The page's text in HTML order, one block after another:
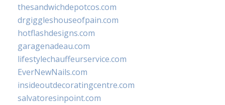
thesandwichdepotcos.com
drgiggleshouseofpain.com
hotflashdesigns.com
garagenadeau.com
lifestylechauffeurservice.com
EverNewNails.com
insideoutdecoratingcentre.com
salvatoresinpoint.com